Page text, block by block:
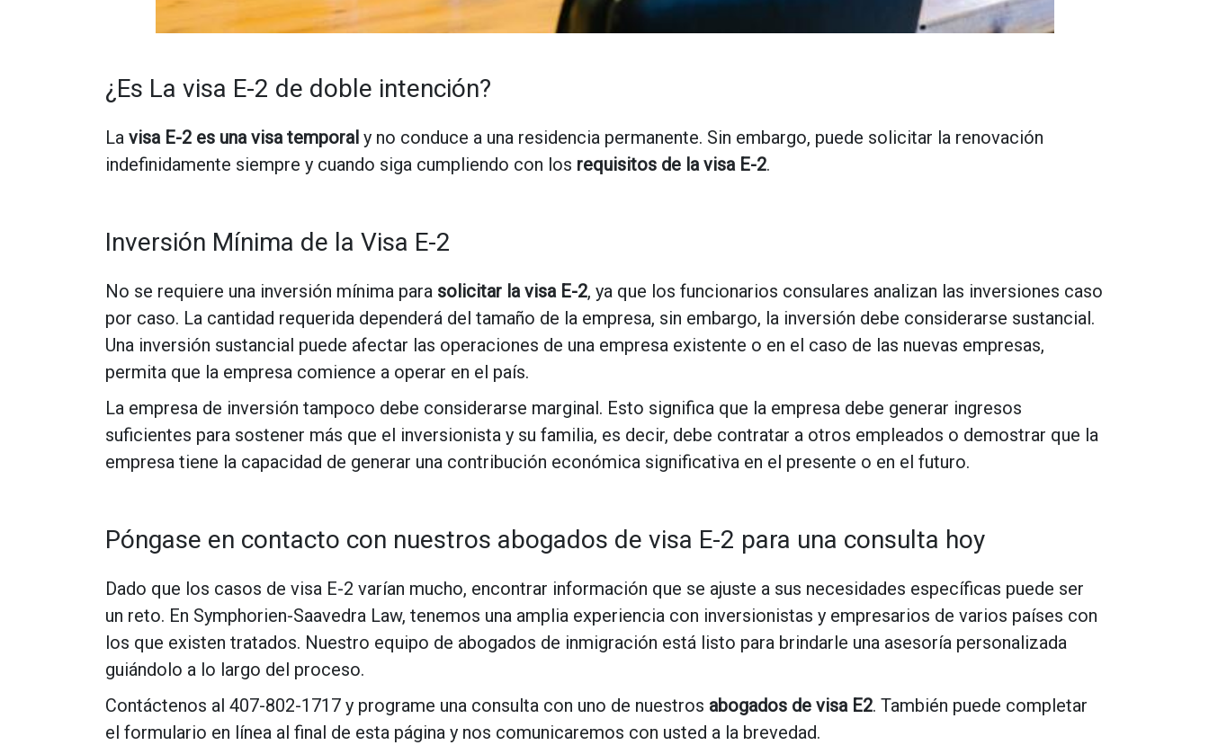
¿Es La visa E-2 de doble intención?
La visa E-2 es una visa temporal y no conduce a una residencia permanente. Sin embargo, puede solicitar la renovación
indefinidamente siempre y cuando siga cumpliendo con los requisitos de la visa E-2.
Inversión Mínima de la Visa E-2
No se requiere una inversión mínima para solicitar la visa E-2, ya que los funcionarios consulares analizan las inversiones caso
por caso. La cantidad requerida dependerá del tamaño de la empresa, sin embargo, la inversión debe considerarse sustancial.
Una inversión sustancial puede afectar las operaciones de una empresa existente o en el caso de las nuevas empresas,
permita que la empresa comience a operar en el país.
La empresa de inversión tampoco debe considerarse marginal. Esto significa que la empresa debe generar ingresos
suficientes para sostener más que el inversionista y su familia, es decir, debe contratar a otros empleados o demostrar que la
empresa tiene la capacidad de generar una contribución económica significativa en el presente o en el futuro.
Póngase en contacto con nuestros abogados de visa E-2 para una consulta hoy
Dado que los casos de visa E-2 varían mucho, encontrar información que se ajuste a sus necesidades específicas puede ser
un reto. En Symphorien-Saavedra Law, tenemos una amplia experiencia con inversionistas y empresarios de varios países con
los que existen tratados. Nuestro equipo de abogados de inmigración está listo para brindarle una asesoría personalizada
guiándolo a lo largo del proceso.
Contáctenos al 407-802-1717 y programe una consulta con uno de nuestros abogados de visa E2. También puede completar
el formulario en línea al final de esta página y nos comunicaremos con usted a la brevedad.